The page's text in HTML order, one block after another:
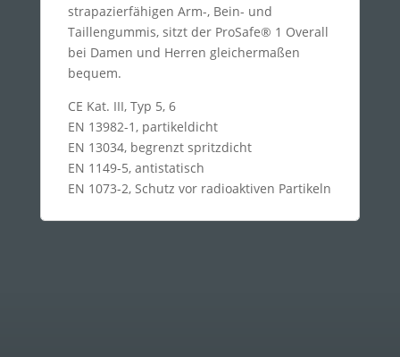
strapazierfähigen Arm-, Bein- und
Taillengummis, sitzt der ProSafe® 1 Overall
bei Damen und Herren gleichermaßen
bequem.
CE Kat. III, Typ 5, 6
EN 13982-1, partikeldicht
EN 13034, begrenzt spritzdicht
EN 1149-5, antistatisch
EN 1073-2, Schutz vor radioaktiven Partikeln